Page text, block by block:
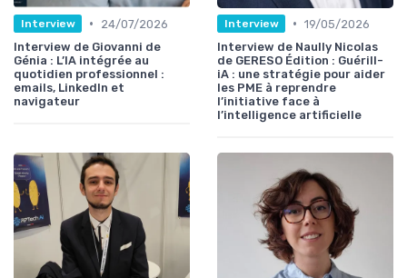
Interview •
24/07/2026
Interview de Giovanni de
Génia : L’IA intégrée au
quotidien professionnel :
emails, LinkedIn et
navigateur
Interview • 19/05/2026
Interview de Naully Nicolas
de GERESO Édition : Guérill-
iA : une stratégie pour aider
les PME à reprendre
l’initiative face à
l’intelligence artificielle